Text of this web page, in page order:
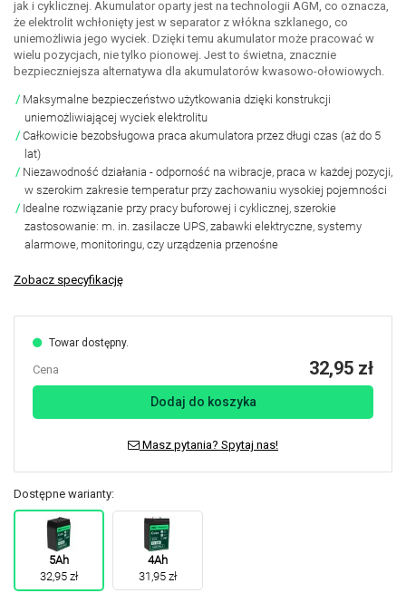
jak i cyklicznej. Akumulator oparty jest na technologii AGM, co oznacza,
że elektrolit wchłonięty jest w separator z włókna szklanego, co
uniemożliwia jego wyciek. Dzięki temu akumulator może pracować w
wielu pozycjach, nie tylko pionowej. Jest to świetna, znacznie
bezpieczniejsza alternatywa dla akumulatorów kwasowo-ołowiowych.
Maksymalne bezpieczeństwo użytkowania dzięki konstrukcji
uniemożliwiającej wyciek elektrolitu
Całkowicie bezobsługowa praca akumulatora przez długi czas (aż do 5
lat)
Niezawodność działania - odporność na wibracje, praca w każdej pozycji,
w szerokim zakresie temperatur przy zachowaniu wysokiej pojemności
Idealne rozwiązanie przy pracy buforowej i cyklicznej, szerokie
zastosowanie: m. in. zasilacze UPS, zabawki elektryczne, systemy
alarmowe, monitoringu, czy urządzenia przenośne
Zobacz specyfikację
Towar dostępny.
Cena 32,95 zł
Dodaj do koszyka
Masz pytania? Spytaj nas!
Dostępne warianty:
5Ah
32,95 zł
4Ah
31,95 zł